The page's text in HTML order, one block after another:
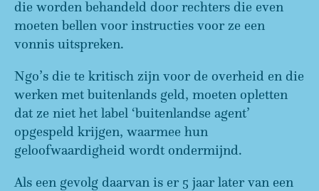
die worden behandeld door rechters die even
moeten bellen voor instructies voor ze een
vonnis uitspreken.
Ngo’s die te kritisch zijn voor de overheid en die
werken met buitenlands geld, moeten opletten
dat ze niet het label ‘buitenlandse agent’
opgespeld krijgen, waarmee hun
geloofwaardigheid wordt ondermijnd.
Als een gevolg daarvan is er 5 jaar later van een